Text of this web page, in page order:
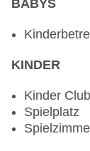
BABYS
KINDER
Kinder
Spielplatz